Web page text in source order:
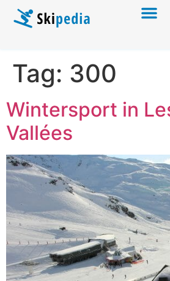
Tag: 300
Wintersport in
Vallées